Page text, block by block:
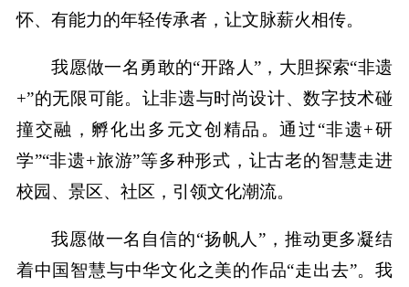
怀、有能力的年轻传承者，让文脉薪火相传。
我愿做一名勇敢的“开路人”，大胆探索“非遗
+”的无限可能。让非遗与时尚设计、数字技术碰
撞交融，孵化出多元文创精品。通过“非遗+研
学”“非遗+旅游”等多种形式，让古老的智慧走进
校园、景区、社区，引领文化潮流。
我愿做一名自信的“扬帆人”，推动更多凝结
着中国智慧与中华文化之美的作品“走出去”。我